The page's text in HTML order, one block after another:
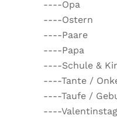
----Opa
----Ostern
----Paare
----Papa
----Schule &
----Tante /
----Taufe /
----Valentinstag